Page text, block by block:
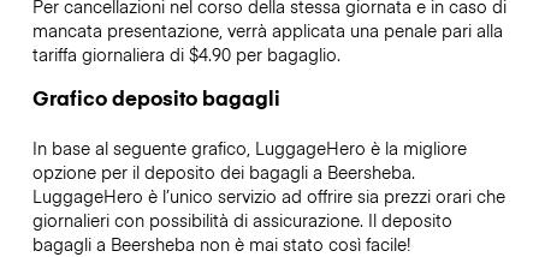
Per cancellazioni nel corso della stessa giornata e in caso di
mancata presentazione, verrà applicata una penale pari alla
tariffa giornaliera di $4.90 per bagaglio.
Grafico deposito bagagli
In base al seguente grafico, LuggageHero è la migliore
opzione per il deposito dei bagagli a Beersheba.
LuggageHero è l’unico servizio ad offrire sia prezzi orari che
giornalieri con possibilità di assicurazione. Il deposito
bagagli a Beersheba non è mai stato così facile!